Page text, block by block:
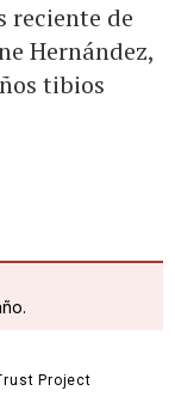
reciente de
Hernández,
tibios